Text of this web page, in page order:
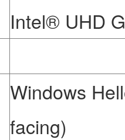
Intel® UHD
Windows
facing)